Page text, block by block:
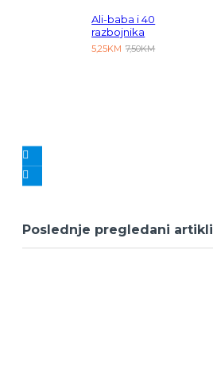
Ali-baba i 40
razbojnika
5,25KM 7,50KM
Poslednje pregledani artikli